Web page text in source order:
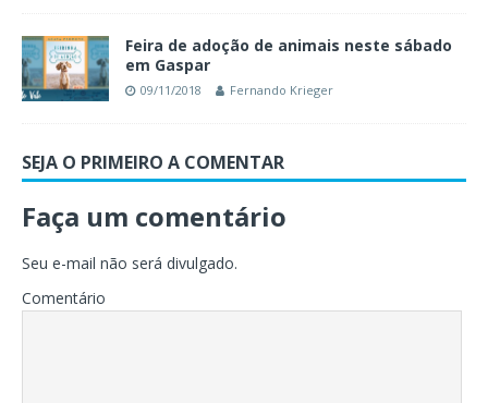
Feira de adoção de animais neste sábado
em Gaspar
09/11/2018 Fernando Krieger
SEJA O PRIMEIRO A COMENTAR
Faça um comentário
Seu e-mail não será divulgado.
Comentário